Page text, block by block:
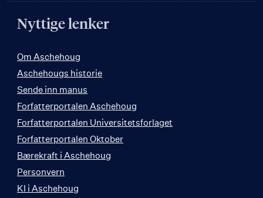
Nyttige lenker
Om Aschehoug
Aschehougs historie
Sende inn manus
Forfatterportalen Aschehoug
Forfatterportalen Universitetsforlaget
Forfatterportalen Oktober
Bærekraft i Aschehoug
Personvern
KI i Aschehoug